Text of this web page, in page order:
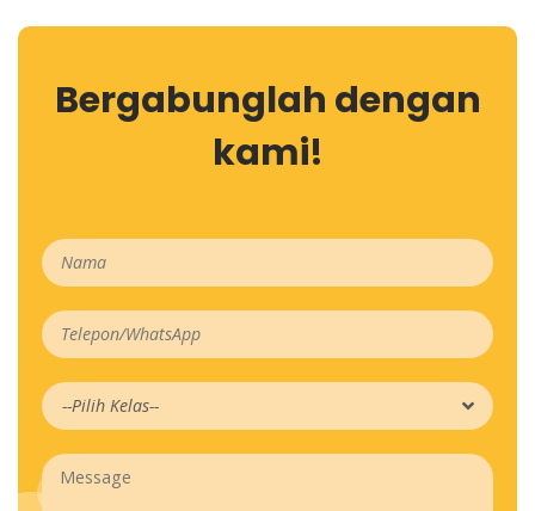
Bergabunglah dengan
kami!